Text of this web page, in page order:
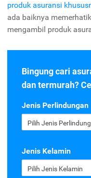
produk asuransi
ada baiknya
mengambil produk
Bingung cari
dan termurah?
Jenis Perlindungan
Pilih Jenis
Jenis Kelamin
Pilih Jenis Kelamin